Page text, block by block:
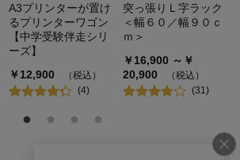
A3プリンターが置け
るプリンターワゴン
【中学受験伴走シリ
ーズ】
￥12,900
（税込）
(4)
突っ張りＬ字ラック
＜幅６０／幅９０ｃ
ｍ＞
￥16,900 ～￥
20,900
（税込）
(31)